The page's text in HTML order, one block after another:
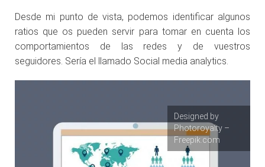
Desde mi punto de vista, podemos identificar algunos
ratios que os pueden servir para tomar en cuenta los
comportamientos de las redes y de vuestros
seguidores. Sería el llamado Social media analytics.
Designed by
Photoroyalty –
Freepik.com